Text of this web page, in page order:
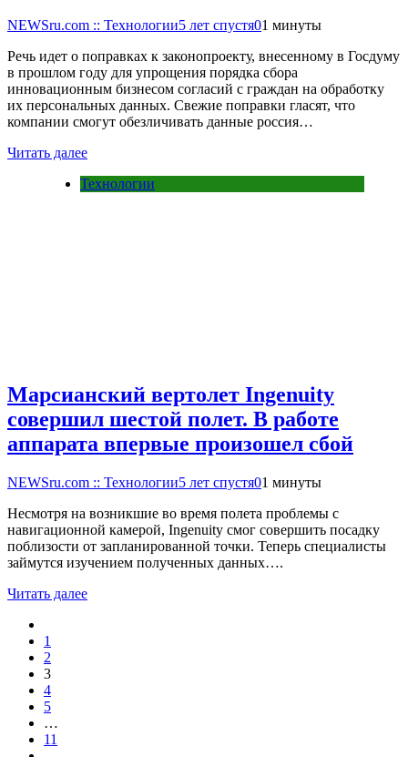
NEWSru.com :: Технологии5 лет спустя01 минуты
Речь идет о поправках к законопроекту, внесенному в Госдуму
в прошлом году для упрощения порядка сбора
инновационным бизнесом согласий с граждан на обработку
их персональных данных. Свежие поправки гласят, что
компании смогут обезличивать данные россия…
Читать далее
Технологии
Марсианский вертолет Ingenuity
совершил шестой полет. В работе
аппарата впервые произошел сбой
NEWSru.com :: Технологии5 лет спустя01 минуты
Несмотря на возникшие во время полета проблемы с
навигационной камерой, Ingenuity смог совершить посадку
поблизости от запланированной точки. Теперь специалисты
займутся изучением полученных данных….
Читать далее
1
2
3
4
5
…
11